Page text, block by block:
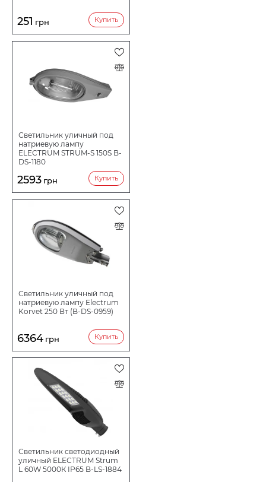
251 грн Купить
Светильник уличный под
натриевую лампу
ELECTRUM STRUM-S 150S B-
DS-1180
2593 грн Купить
Светильник уличный под
натриевую лампу Electrum
Korvet 250 Вт (B-DS-0959)
6364 грн Купить
Светильник светодиодный
уличный ELECTRUM Strum
L 60W 5000К IP65 B-LS-1884